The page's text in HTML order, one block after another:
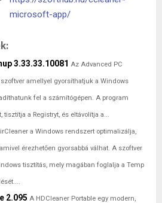
microsoft-app/
3.33.33.10081 Az Advanced PC
amellyel gyorsíthatjuk a Windows
fel a számítógépen. A program
a Registryt, és eltávolítja a...
a Windows rendszert optimalizálja,
érezhetően gyorsabbá válhat. A szoftver
tisztítás, mely magában foglalja a Temp
2.095 A HDCleaner Portable egy modern,